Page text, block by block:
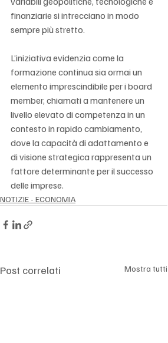
finanziarie si intrecciano in modo
sempre più stretto.
L’iniziativa evidenzia come la
formazione continua sia ormai un
elemento imprescindibile per i board
member, chiamati a mantenere un
livello elevato di competenza in un
contesto in rapido cambiamento,
dove la capacità di adattamento e
di visione strategica rappresenta un
fattore determinante per il successo
delle imprese.
NOTIZIE - ECONOMIA
Post correlati Mostra tutti